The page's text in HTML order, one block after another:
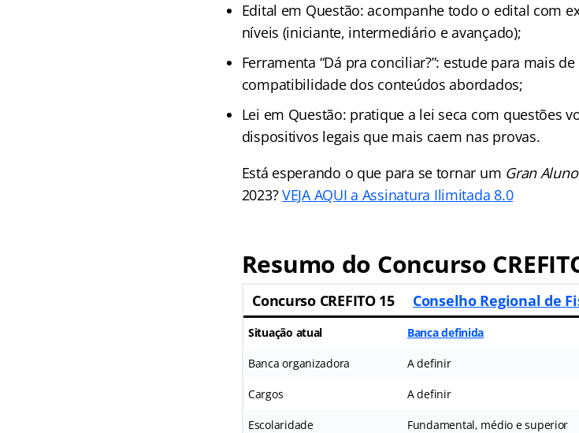
Edital em Questão: acompanhe todo o edital com
níveis (iniciante, intermediário e avançado);
Ferramenta “Dá pra conciliar?”: estude para mais
compatibilidade dos conteúdos abordados;
Lei em Questão: pratique a lei seca com questões
dispositivos legais que mais caem nas provas.
Está esperando o que para se tornar um Gran Aluno
2023?VEJA AQUI a Assinatura Ilimitada 8.0
Resumo do Concurso
Concurso CREFITO 15 Conselho Regional de
Situação atual Banca definida
Banca organizadora A definir
Cargos A definir
Escolaridade Fundamental, médio e superior